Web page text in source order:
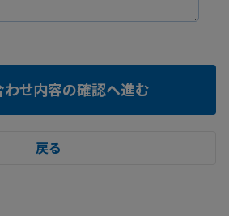
わせ内容の確認へ進む
戻る